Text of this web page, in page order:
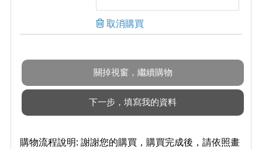
取消購買
購物流程說明: 謝謝您的購買，購買完成後，請依照畫